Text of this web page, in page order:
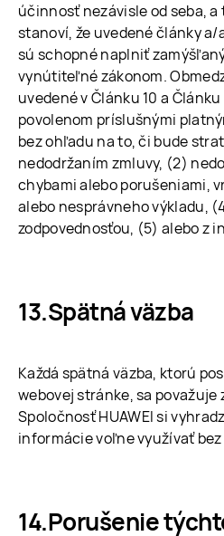
účinnosť nezávisle od seba, a
stanoví, že uvedené články
sú schopné naplniť
vynútiteľné zákonom.
uvedené v Článku 10 a Článku
povolenom príslušnými
bez ohľadu na to, či bude
nedodržaním zmluvy, (2)
chybami alebo porušeniami,
alebo nesprávneho výkladu,
zodpovednosťou, (5) alebo z
Spätná väzba
Každá spätná väzba, ktorú
webovej stránke, sa považuje
Spoločnosť HUAWEI si
informácie voľne využívať
Porušenie